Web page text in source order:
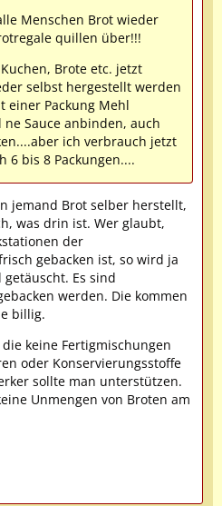
Menschen Brot wieder
quillen über!!!
Brote etc. jetzt
selbst hergestellt werden
einer Packung Mehl
Sauce anbinden, auch
ich verbrauch jetzt
6 bis 8 Packungen....
jemand Brot selber herstellt,
was drin ist. Wer glaubt,
der
gebacken ist, so wird ja
Es sind
werden. Die kommen
billig.
keine Fertigmischungen
oder Konservierungsstoffe
sollte man unterstützen.
Unmengen von Broten am